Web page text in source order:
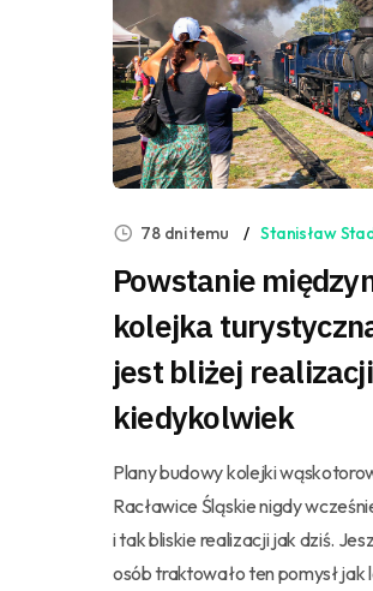
78 dni temu Stanisław
Powstanie
kolejka
jest bliżej
kiedykolwiek
Plany budowy kolejki
Racławice Śląskie nigdy
i tak bliskie realizacji jak dziś.
osób traktowało ten pomysł